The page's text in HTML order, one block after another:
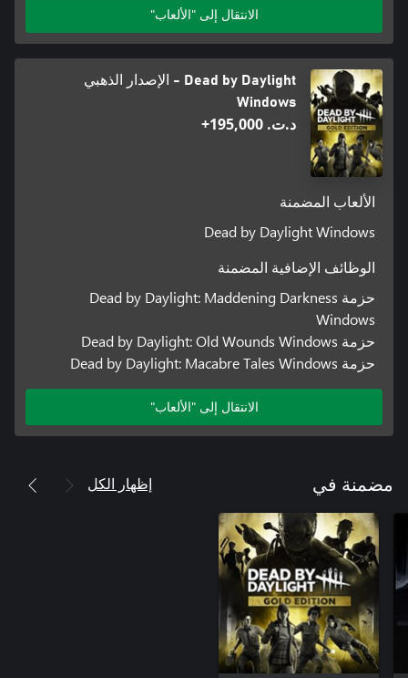
الانتقال إلى "الألعاب"
Dead by Daylight - الإصدار الذهبي
Windows
د.ت.‏ 195,000+
الألعاب المضمنة
Dead by Daylight Windows
الوظائف الإضافية المضمنة
حزمة Dead by Daylight: Maddening Darkness
Windows
حزمة Dead by Daylight: Old Wounds Windows
حزمة Dead by Daylight: Macabre Tales Windows
الانتقال إلى "الألعاب"
مضمنة في إظهار الكل